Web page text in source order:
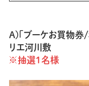
A)「ブーケお買物券/
リエ河川敷
※抽選1名様